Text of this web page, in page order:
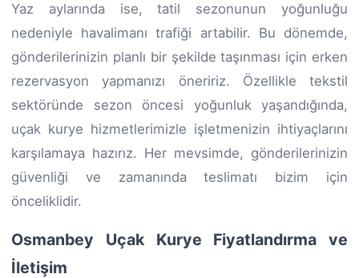
Yaz aylarında ise, tatil sezonunun yoğunluğu
nedeniyle havalimanı trafiği artabilir. Bu dönemde,
gönderilerinizin planlı bir şekilde taşınması için erken
rezervasyon yapmanızı öneririz. Özellikle tekstil
sektöründe sezon öncesi yoğunluk yaşandığında,
uçak kurye hizmetlerimizle işletmenizin ihtiyaçlarını
karşılamaya hazırız. Her mevsimde, gönderilerinizin
güvenliği ve zamanında teslimatı bizim için
önceliklidir.
Osmanbey Uçak Kurye Fiyatlandırma ve
İletişim